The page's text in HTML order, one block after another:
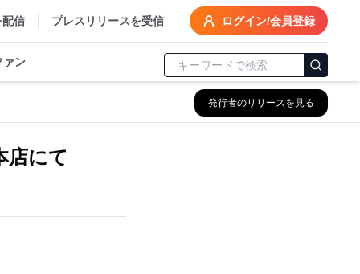
配信 プレスリリースを受信 ログイン/会員登録
ァン
発行者のリリースを見る
店にて